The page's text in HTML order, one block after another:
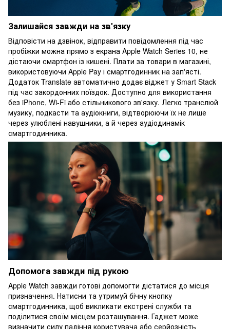
Залишайся завжди на зв'язку
Відповісти на дзвінок, відправити повідомлення під час
пробіжки можна прямо з екрана Apple Watch Series 10, не
дістаючи смартфон із кишені. Плати за товари в магазині,
використовуючи Apple Pay і смартгодинник на зап'ясті.
Додаток Translate автоматично додає віджет у Smart Stack
під час закордонних поїздок. Доступно для використання
без iPhone, Wi-Fi або стільникового зв'язку. Легко транслюй
музику, подкасти та аудіокниги, відтворюючи їх не лише
через улюблені навушники, а й через аудіодинамік
смартгодинника.
Допомога завжди під рукою
Apple Watch завжди готові допомогти дістатися до місця
призначення. Натисни та утримуй бічну кнопку
смартгодинника, щоб викликати екстрені служби та
поділитися своїм місцем розташування. Гаджет може
визначити силу падіння користувача або серйозність